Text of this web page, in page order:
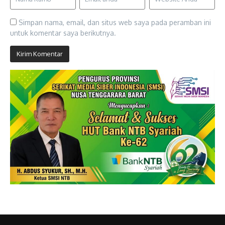
Simpan nama, email, dan situs web saya pada peramban ini
untuk komentar saya berikutnya.